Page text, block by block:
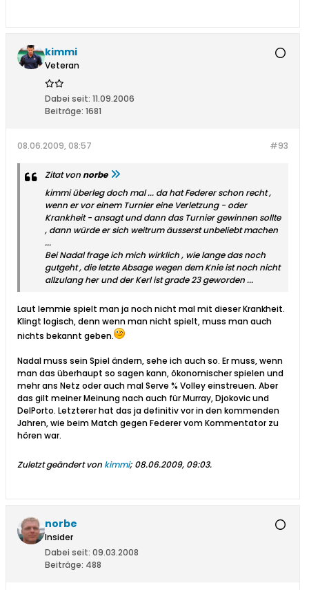
kimmi
Veteran
Dabei seit: 11.09.2006
Beiträge: 1681
#93
08.06.2009, 08:57
Zitat vonnorbe
kimmi überleg doch mal ... da hat Federer schon recht ,
wenn er vor einem Turnier eine Verletzung - oder
Krankheit - ansagt und dann das Turnier gewinnen sollte
, dann würde er sich weitrum äusserst unbeliebt machen
...
Bei Nadal frage ich mich wirklich , wie lange das noch
gutgeht , die letzte Absage wegen dem Knie ist noch nicht
allzulang her und der Kerl ist grade 23 geworden ...
Laut lemmie spielt man ja noch nicht mal mit dieser Krankheit.
Klingt logisch, denn wenn man nicht spielt, muss man auch
nichts bekannt geben.
Nadal muss sein Spiel ändern, sehe ich auch so. Er muss, wenn
man das überhaupt so sagen kann, ökonomischer spielen und
mehr ans Netz oder auch mal Serve % Volley einstreuen. Aber
das gilt meiner Meinung nach auch für Murray, Djokovic und
DelPorto. Letzterer hat das ja definitiv vor in den kommenden
Jahren, wie beim Match gegen Federer vom Kommentator zu
hören war.
Zuletzt geändert von kimmi; 08.06.2009, 09:03.
norbe
Insider
Dabei seit: 09.03.2008
Beiträge: 488